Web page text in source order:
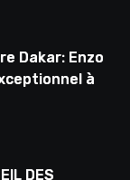
Dakar: Enzo
à
DES